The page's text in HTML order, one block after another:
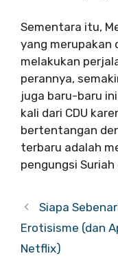
Sementara itu,
yang
melakukan
perannya,
juga baru-baru
kali dari CDU
bertentangan
terbaru adalah
pengungsi
Siapa
Erotisisme (dan
Netflix)